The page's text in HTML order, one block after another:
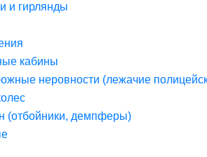
и гирлянды
кабины
неровности (лежачие
(отбойники, демпферы)